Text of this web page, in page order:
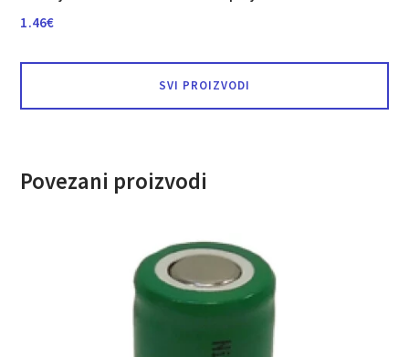
1.46€
SVI PROIZVODI
Povezani proizvodi